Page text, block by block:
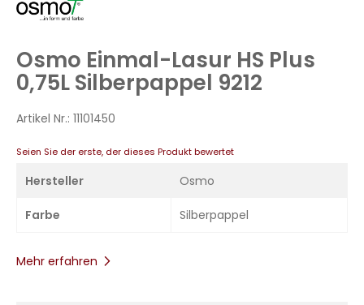
Anfang
springen
Osmo Einmal-Lasur HS Plus
0,75L Silberpappel 9212
Artikel Nr.: 11101450
Seien Sie der erste, der dieses Produkt bewertet
Hersteller Osmo
Farbe Silberpappel
Mehr erfahren